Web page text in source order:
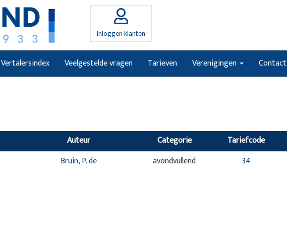
Inloggen klanten
Vertalersindex Veelgestelde vragen Tarieven Verenigingen Contact
Auteur Categorie Tariefcode
Bruin, P. de avondvullend 34